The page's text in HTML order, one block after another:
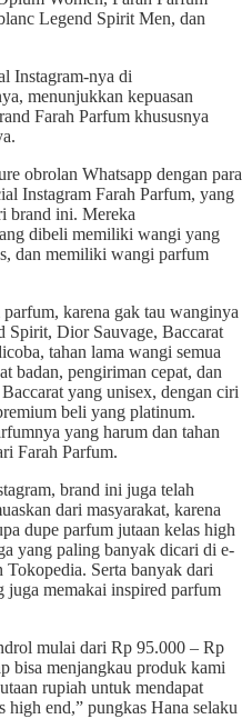
Legend Spirit Men, dan
Instagram-nya di
menunjukkan kepuasan
Farah Parfum khususnya
obrolan Whatsapp dengan para
Instagram Farah Parfum, yang
brand ini. Mereka
dibeli memiliki wangi yang
dan memiliki wangi parfum
karena gak tau wanginya
Spirit, Dior Sauvage, Baccarat
tahan lama wangi semua
badan, pengiriman cepat, dan
yang unisex, dengan ciri
beli yang platinum.
yang harum dan tahan
Farah Parfum.
brand ini juga telah
dari masyarakat, karena
dupe parfum jutaan kelas high
yang paling banyak dicari di e-
Tokopedia. Serta banyak dari
juga memakai inspired parfum
mulai dari Rp 95.000 – Rp
bisa menjangkau produk kami
rupiah untuk mendapat
end,” pungkas Hana selaku